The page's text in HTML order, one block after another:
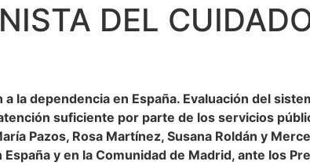
DEL
a la dependencia en España. Evaluación del
suficiente por parte de los servicios
Pazos, Rosa Martínez, Susana Roldán y
y en la Comunidad de Madrid, ante los